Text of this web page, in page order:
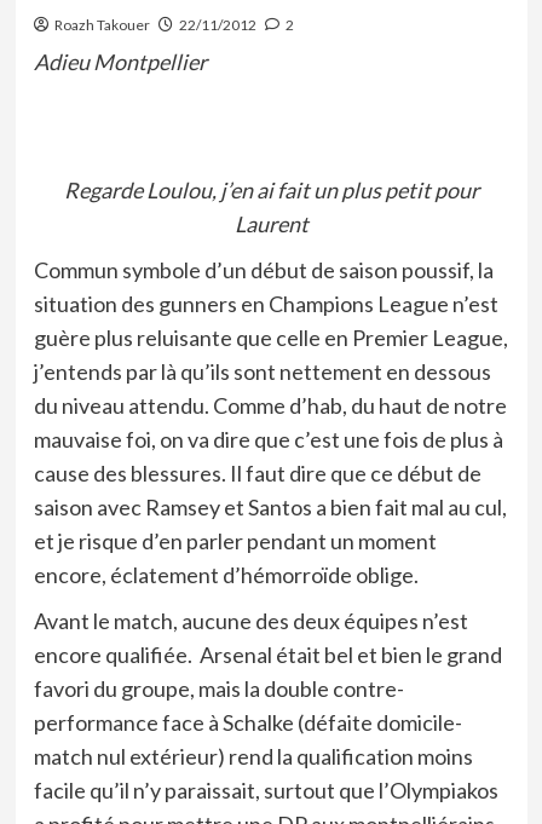
Roazh Takouer 22/11/2012 2
Adieu Montpellier
Regarde Loulou, j’en ai fait un plus petit pour
Laurent
Commun symbole d’un début de saison poussif, la
situation des gunners en Champions League n’est
guère plus reluisante que celle en Premier League,
j’entends par là qu’ils sont nettement en dessous
du niveau attendu. Comme d’hab, du haut de notre
mauvaise foi, on va dire que c’est une fois de plus à
cause des blessures. Il faut dire que ce début de
saison avec Ramsey et Santos a bien fait mal au cul,
et je risque d’en parler pendant un moment
encore, éclatement d’hémorroïde oblige.
Avant le match, aucune des deux équipes n’est
encore qualifiée. Arsenal était bel et bien le grand
favori du groupe, mais la double contre-
performance face à Schalke (défaite domicile-
match nul extérieur) rend la qualification moins
facile qu’il n’y paraissait, surtout que l’Olympiakos